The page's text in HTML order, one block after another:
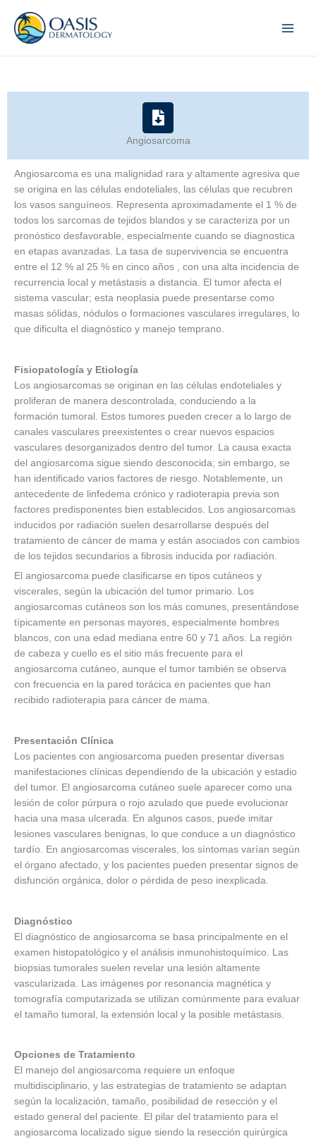
content
Angiosarcoma
Angiosarcoma es una malignidad rara y altamente agresiva que
se origina en las células endoteliales, las células que recubren
los vasos sanguíneos. Representa aproximadamente el 1 % de
todos los sarcomas de tejidos blandos y se caracteriza por un
pronóstico desfavorable, especialmente cuando se diagnostica
en etapas avanzadas. La tasa de supervivencia se encuentra
entre el 12 % al 25 % en cinco años , con una alta incidencia de
recurrencia local y metástasis a distancia. El tumor afecta el
sistema vascular; esta neoplasia puede presentarse como
masas sólidas, nódulos o formaciones vasculares irregulares, lo
que dificulta el diagnóstico y manejo temprano.
Fisiopatología y Etiología
Los angiosarcomas se originan en las células endoteliales y
proliferan de manera descontrolada, conduciendo a la
formación tumoral. Estos tumores pueden crecer a lo largo de
canales vasculares preexistentes o crear nuevos espacios
vasculares desorganizados dentro del tumor. La causa exacta
del angiosarcoma sigue siendo desconocida; sin embargo, se
han identificado varios factores de riesgo. Notablemente, un
antecedente de linfedema crónico y radioterapia previa son
factores predisponentes bien establecidos. Los angiosarcomas
inducidos por radiación suelen desarrollarse después del
tratamiento de cáncer de mama y están asociados con cambios
de los tejidos secundarios a fibrosis inducida por radiación.
El angiosarcoma puede clasificarse en tipos cutáneos y
viscerales, según la ubicación del tumor primario. Los
angiosarcomas cutáneos son los más comunes, presentándose
típicamente en personas mayores, especialmente hombres
blancos, con una edad mediana entre 60 y 71 años. La región
de cabeza y cuello es el sitio más frecuente para el
angiosarcoma cutáneo, aunque el tumor también se observa
con frecuencia en la pared torácica en pacientes que han
recibido radioterapia para cáncer de mama.
Presentación Clínica
Los pacientes con angiosarcoma pueden presentar diversas
manifestaciones clínicas dependiendo de la ubicación y estadio
del tumor. El angiosarcoma cutáneo suele aparecer como una
lesión de color púrpura o rojo azulado que puede evolucionar
hacia una masa ulcerada. En algunos casos, puede imitar
lesiones vasculares benignas, lo que conduce a un diagnóstico
tardío. En angiosarcomas viscerales, los síntomas varían según
el órgano afectado, y los pacientes pueden presentar signos de
disfunción orgánica, dolor o pérdida de peso inexplicada.
Diagnóstico
El diagnóstico de angiosarcoma se basa principalmente en el
examen histopatológico y el análisis inmunohistoquímico. Las
biopsias tumorales suelen revelar una lesión altamente
vascularizada. Las imágenes por resonancia magnética y
tomografía computarizada se utilizan comúnmente para evaluar
el tamaño tumoral, la extensión local y la posible metástasis.
Opciones de Tratamiento
El manejo del angiosarcoma requiere un enfoque
multidisciplinario, y las estrategias de tratamiento se adaptan
según la localización, tamaño, posibilidad de resección y el
estado general del paciente. El pilar del tratamiento para el
angiosarcoma localizado sigue siendo la resección quirúrgica